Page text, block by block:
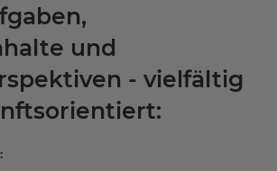
und
- vielfältig